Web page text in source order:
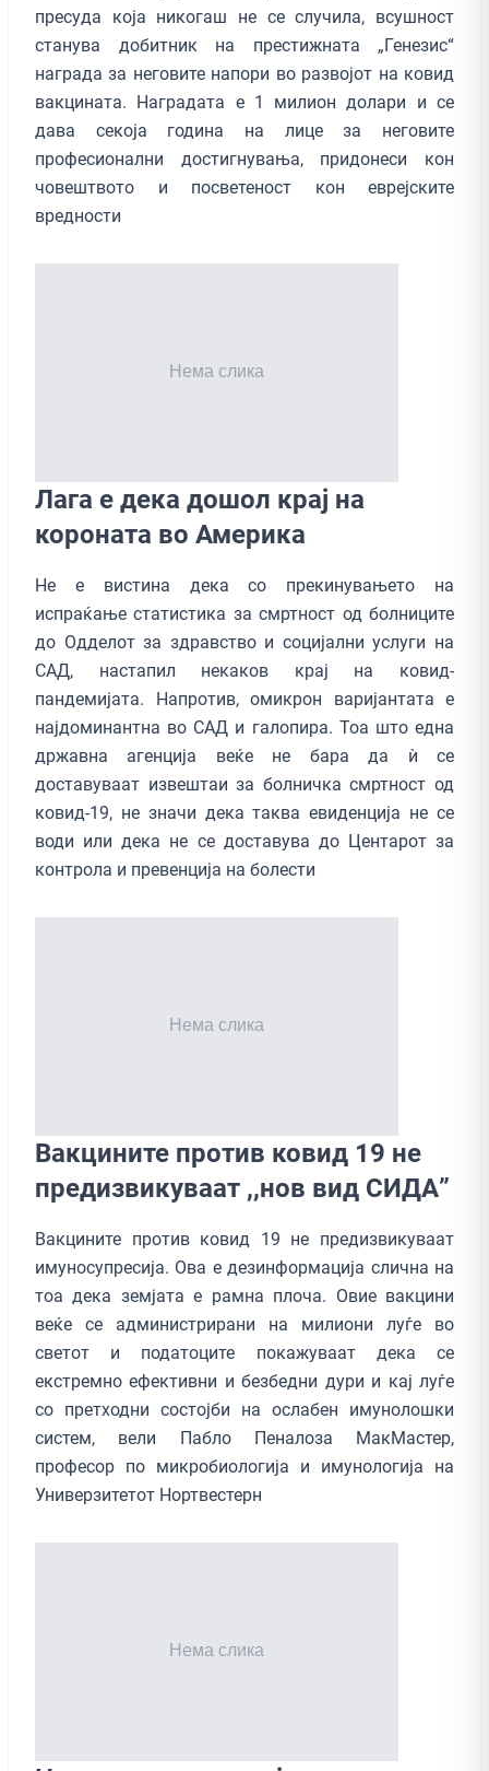
пресуда која никогаш не се случила, всушност
станува добитник на престижната „Генезис“
награда за неговите напори во развојот на ковид
вакцината. Наградата е 1 милион долари и се
дава секоја година на лице за неговите
професионални достигнувања, придонеси кон
човештвото и посветеност кон еврејските
вредности
Лага е дека дошол крај на
короната во Америка
Не е вистина дека со прекинувањето на
испраќање статистика за смртност од болниците
до Одделот за здравство и социјални услуги на
САД, настапил некаков крај на ковид-
пандемијата. Напротив, омикрон варијантата е
најдоминантна во САД и галопира. Тоа што една
државна агенција веќе не бара да ѝ се
доставуваат извештаи за болничка смртност од
ковид-19, не значи дека таква евиденција не се
води или дека не се доставува до Центарот за
контрола и превенција на болести
Вакцините против ковид 19 не
предизвикуваат ,,нов вид СИДА”
Вакцините против ковид 19 не предизвикуваат
имуносупресија. Ова е дезинформација слична на
тоа дека земјата е рамна плоча. Овие вакцини
веќе се администрирани на милиони луѓе во
светот и податоците покажуваат дека се
екстремно ефективни и безбедни дури и кај луѓе
со претходни состојби на ослабен имунолошки
систем, вели Пабло Пеналоза МакМастер,
професор по микробиологија и имунологија на
Универзитетот Нортвестерн